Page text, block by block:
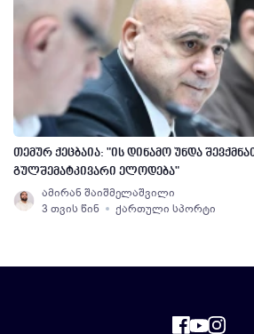
თემურ ქეცბაია: "ის დინამო უნდა
გულშემატკივარი ელოდება"
ამირან შაიშმელაშვილი
3 თვის წინ
ქართული სპორტი